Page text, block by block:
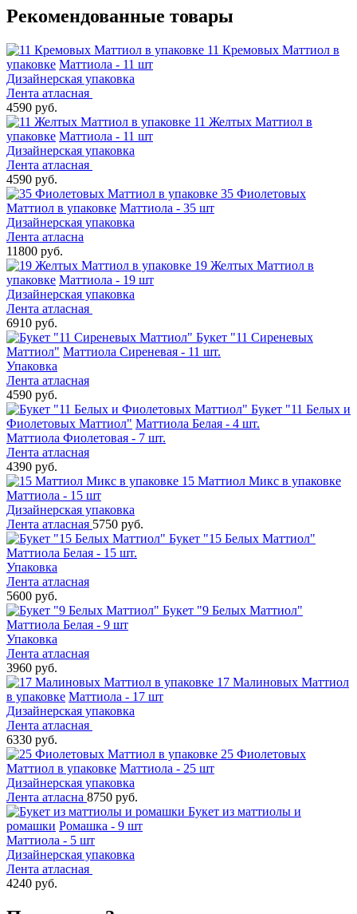
Рекомендованные товары
11 Кремовых Маттиол в
упаковке Маттиола - 11 шт
Дизайнерская упаковка
Лента атласная
4590 руб.
11 Желтых Маттиол в
упаковке Маттиола - 11 шт
Дизайнерская упаковка
Лента атласная
4590 руб.
35 Фиолетовых
Маттиол в упаковке Маттиола - 35 шт
Дизайнерская упаковка
Лента атласна
11800 руб.
19 Желтых Маттиол в
упаковке Маттиола - 19 шт
Дизайнерская упаковка
Лента атласная
6910 руб.
Букет "11 Сиреневых
Маттиол" Маттиола Сиреневая - 11 шт.
Упаковка
Лента атласная
4590 руб.
Букет "11 Белых и
Фиолетовых Маттиол" Маттиола Белая - 4 шт.
Маттиола Фиолетовая - 7 шт.
Лента атласная
4390 руб.
15 Маттиол Микс в упаковке
Маттиола - 15 шт
Дизайнерская упаковка
Лента атласная 5750 руб.
Букет "15 Белых Маттиол"
Маттиола Белая - 15 шт.
Упаковка
Лента атласная
5600 руб.
Букет "9 Белых Маттиол"
Маттиола Белая - 9 шт
Упаковка
Лента атласная
3960 руб.
17 Малиновых Маттиол
в упаковке Маттиола - 17 шт
Дизайнерская упаковка
Лента атласная
6330 руб.
25 Фиолетовых
Маттиол в упаковке Маттиола - 25 шт
Дизайнерская упаковка
Лента атласна 8750 руб.
Букет из маттиолы и
ромашки Ромашка - 9 шт
Маттиола - 5 шт
Дизайнерская упаковка
Лента атласная
4240 руб.